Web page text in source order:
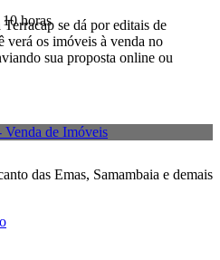
se dá por editais de
os imóveis à venda no
sua proposta online ou
horas
das Emas, Samambaia e demais